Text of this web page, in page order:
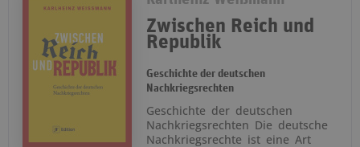
Zwischen Reich und
Republik
Geschichte der deutschen
Nachkriegsrechten
Geschichte der deutschen
Nachkriegsrechten Die deutsche
Nachkriegsrechte ist eine Art